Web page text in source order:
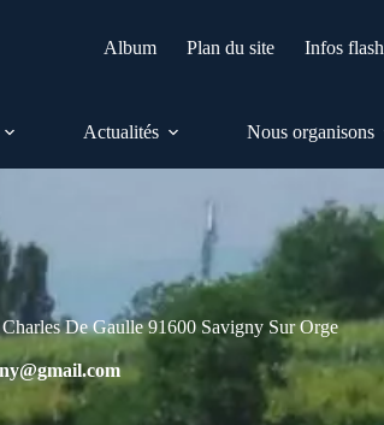
Album Plan du site Infos flash
Actualités Nous organisons
De Gaulle 91600 Savigny Sur Orge